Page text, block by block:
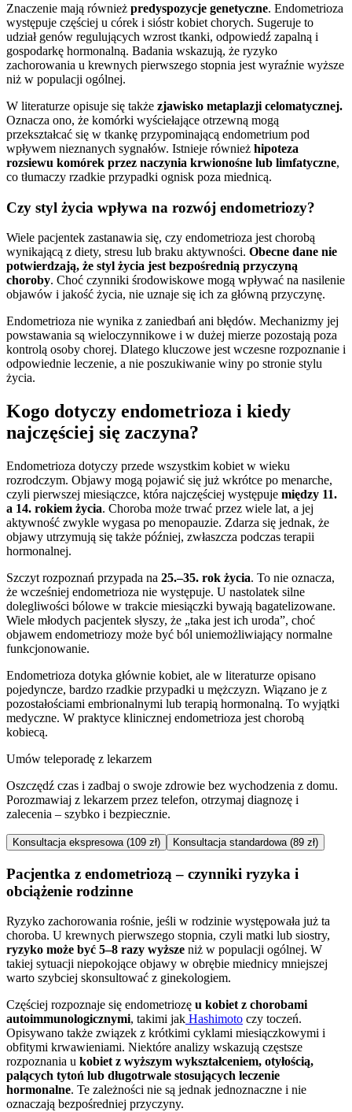
Znaczenie mają również predyspozycje genetyczne. Endometrioza
występuje częściej u córek i sióstr kobiet chorych. Sugeruje to
udział genów regulujących wzrost tkanki, odpowiedź zapalną i
gospodarkę hormonalną. Badania wskazują, że ryzyko
zachorowania u krewnych pierwszego stopnia jest wyraźnie wyższe
niż w populacji ogólnej.
W literaturze opisuje się także zjawisko metaplazji celomatycznej.
Oznacza ono, że komórki wyściełające otrzewną mogą
przekształcać się w tkankę przypominającą endometrium pod
wpływem nieznanych sygnałów. Istnieje również hipoteza
rozsiewu komórek przez naczynia krwionośne lub limfatyczne,
co tłumaczy rzadkie przypadki ognisk poza miednicą.
Czy styl życia wpływa na rozwój endometriozy?
Wiele pacjentek zastanawia się, czy endometrioza jest chorobą
wynikającą z diety, stresu lub braku aktywności. Obecne dane nie
potwierdzają, że styl życia jest bezpośrednią przyczyną
choroby. Choć czynniki środowiskowe mogą wpływać na nasilenie
objawów i jakość życia, nie uznaje się ich za główną przyczynę.
Endometrioza nie wynika z zaniedbań ani błędów. Mechanizmy jej
powstawania są wieloczynnikowe i w dużej mierze pozostają poza
kontrolą osoby chorej. Dlatego kluczowe jest wczesne rozpoznanie i
odpowiednie leczenie, a nie poszukiwanie winy po stronie stylu
życia.
Kogo dotyczy endometrioza i kiedy
najczęściej się zaczyna?
Endometrioza dotyczy przede wszystkim kobiet w wieku
rozrodczym. Objawy mogą pojawić się już wkrótce po menarche,
czyli pierwszej miesiączce, która najczęściej występuje między 11.
a 14. rokiem życia. Choroba może trwać przez wiele lat, a jej
aktywność zwykle wygasa po menopauzie. Zdarza się jednak, że
objawy utrzymują się także później, zwłaszcza podczas terapii
hormonalnej.
Szczyt rozpoznań przypada na 25.–35. rok życia. To nie oznacza,
że wcześniej endometrioza nie występuje. U nastolatek silne
dolegliwości bólowe w trakcie miesiączki bywają bagatelizowane.
Wiele młodych pacjentek słyszy, że „taka jest ich uroda”, choć
objawem endometriozy może być ból uniemożliwiający normalne
funkcjonowanie.
Endometrioza dotyka głównie kobiet, ale w literaturze opisano
pojedyncze, bardzo rzadkie przypadki u mężczyzn. Wiązano je z
pozostałościami embrionalnymi lub terapią hormonalną. To wyjątki
medyczne. W praktyce klinicznej endometrioza jest chorobą
kobiecą.
Umów teleporadę z lekarzem
Oszczędź czas i zadbaj o swoje zdrowie bez wychodzenia z domu.
Porozmawiaj z lekarzem przez telefon, otrzymaj diagnozę i
zalecenia – szybko i bezpiecznie.
Konsultacja ekspresowa (109 zł) Konsultacja standardowa (89 zł)
Pacjentka z endometriozą – czynniki ryzyka i
obciążenie rodzinne
Ryzyko zachorowania rośnie, jeśli w rodzinie występowała już ta
choroba. U krewnych pierwszego stopnia, czyli matki lub siostry,
ryzyko może być 5–8 razy wyższe niż w populacji ogólnej. W
takiej sytuacji niepokojące objawy w obrębie miednicy mniejszej
warto szybciej skonsultować z ginekologiem.
Częściej rozpoznaje się endometriozę u kobiet z chorobami
autoimmunologicznymi, takimi jak Hashimoto czy toczeń.
Opisywano także związek z krótkimi cyklami miesiączkowymi i
obfitymi krwawieniami. Niektóre analizy wskazują częstsze
rozpoznania u kobiet z wyższym wykształceniem, otyłością,
palących tytoń lub długotrwale stosujących leczenie
hormonalne. Te zależności nie są jednak jednoznaczne i nie
oznaczają bezpośredniej przyczyny.